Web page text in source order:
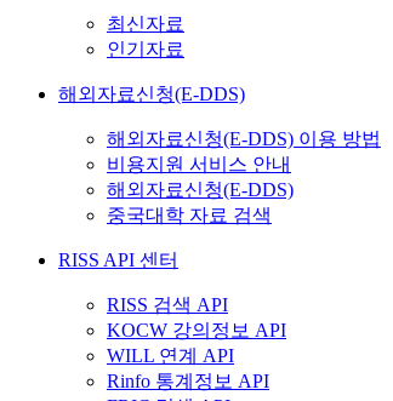
최신자료
인기자료
해외자료신청(E-DDS)
해외자료신청(E-DDS) 이용 방법
비용지원 서비스 안내
해외자료신청(E-DDS)
중국대학 자료 검색
RISS API 센터
RISS 검색 API
KOCW 강의정보 API
WILL 연계 API
Rinfo 통계정보 API